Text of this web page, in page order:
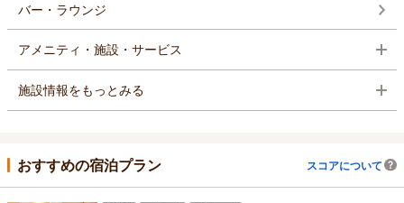
バー・ラウンジ
アメニティ・施設・サービス
施設情報をもっとみる
おすすめの宿泊プラン スコアについて